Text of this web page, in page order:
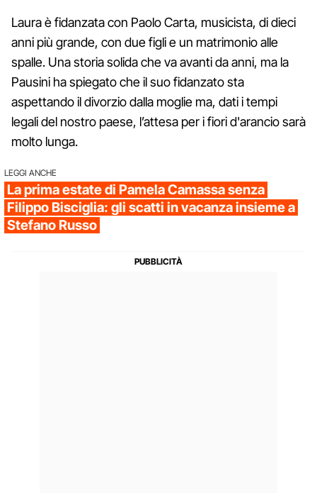
Laura è fidanzata con Paolo Carta, musicista, di dieci
anni più grande, con due figli e un matrimonio alle
spalle. Una storia solida che va avanti da anni, ma la
Pausini ha spiegato che il suo fidanzato sta
aspettando il divorzio dalla moglie ma, dati i tempi
legali del nostro paese, l’attesa per i fiori d'arancio sarà
molto lunga.
LEGGI ANCHE
La prima estate di Pamela Camassa senza
Filippo Bisciglia: gli scatti in vacanza insieme a
Stefano Russo